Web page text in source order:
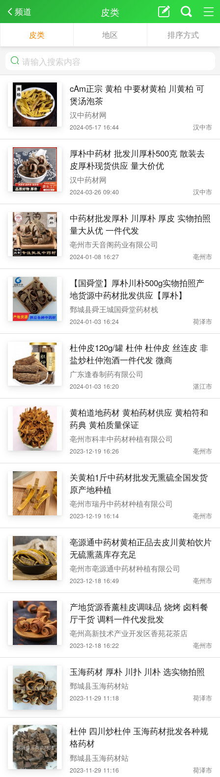
频道 皮类
皮类 地区 排序方式
cAm正宗 黄柏 中要材黄柏 川黄柏 可
煲汤泡茶
汉中药材网
2024-05-17 16:44 汉中市
厚朴中药材 批发川厚朴500克 散装去
皮厚朴现货供应 量大价优
汉中药材网
2024-03-26 09:40 汉中市
中药材批发厚朴 川厚朴 厚皮 实物拍照
量大从优 一件代发
亳州市天音阁药业有限公司
2024-01-08 16:27 亳州市
【国舜堂】厚朴川朴500g实物拍照产
地货源中药材批发供应【厚朴】
鄄城县舜王城国舜堂药材栈
2024-01-03 16:24 荷泽市
杜仲皮120g/罐 杜仲 杜仲皮 丝连皮 非
盐炒杜仲泡酒一件代发 微商
广东逢春制药有限公司
2024-01-03 16:20 湛江市
黄柏道地药材 黄柏药材供应 黄柏符和
药典 黄柏质量保证
亳州市科丰中药材种植有限公司
2023-12-19 16:26 亳州市
关黄柏1斤中药材批发无熏硫全国发货
原产地种植
亳州市瑞丹中药材种植有限公司
2023-12-19 16:14 亳州市
亳源通中药材黄柏正品去皮川黄柏饮片
无硫熏蒸库存充足
亳州市亳源通中药材种植有限公司
2023-12-18 16:49 亳州市
产地货源香薰桂皮调味品 烧烤 卤料餐
厅干货 调料一件代发批发
亳州高新技术产业开发区香苑花茶店
2023-12-18 16:22 亳州市
玉海药材 厚朴 川扑 川朴 选实物拍照
鄄城县玉海药材站
2023-11-29 11:18 荷泽市
杜仲 四川炒杜仲 玉海药材批发各种规
格药材
鄄城县玉海药材站
2023-11-29 11:16 荷泽市